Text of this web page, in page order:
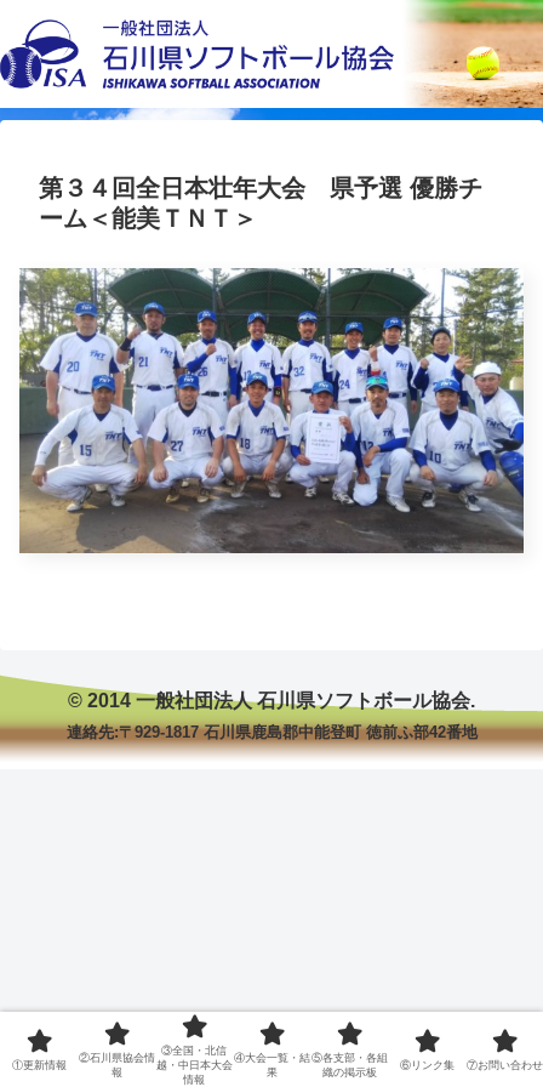
第３４回全日本壮年大会 県予選 優勝チ
ーム＜能美ＴＮＴ＞
© 2014 一般社団法人 石川県ソフトボール協会.
連絡先:〒929-1817 石川県鹿島郡中能登町 徳前ふ部42番地
①更新情報
②石川県協会情
報
③全国・北信
越・中日本大会
情報
④大会一覧・結
果
⑤各支部・各組
織の掲示板
⑥リンク集 ⑦お問い合わせ